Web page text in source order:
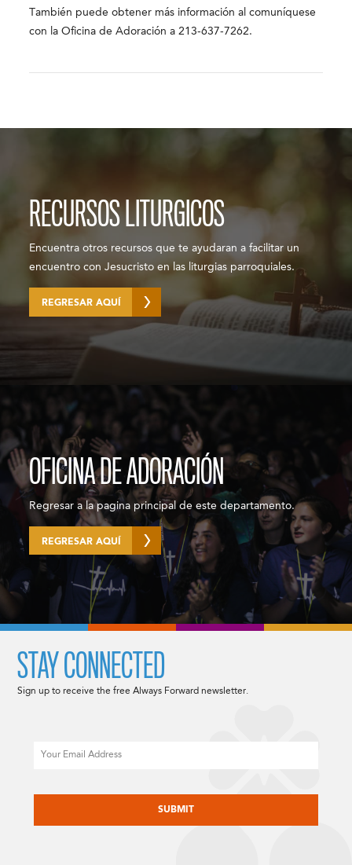
También puede obtener más información al comuníquese
con la Oficina de Adoración a 213-637-7262.
RECURSOS LITURGICOS
Encuentra otros recursos que te ayudaran a facilitar un
encuentro con Jesucristo en las liturgias parroquiales.
REGRESAR AQUÍ
OFICINA DE ADORACIÓN
Regresar a la pagina principal de este departamento.
REGRESAR AQUÍ
STAY CONNECTED
Sign up to receive the free Always Forward newsletter.